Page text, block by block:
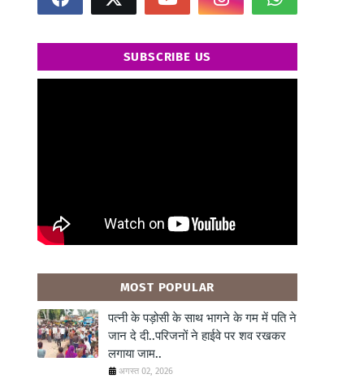
SUBSCRIBE US
MOST POPULAR
पत्नी के पड़ोसी के साथ भागने के गम में पति ने
जान दे दी..परिजनों ने हाईवे पर शव रखकर
लगाया जाम..
अगस्त 02, 2026